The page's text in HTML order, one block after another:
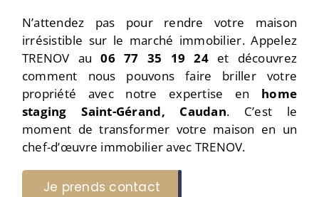
N’attendez pas pour rendre votre maison
irrésistible sur le marché immobilier. Appelez
TRENOV au06 77 35 19 24et découvrez
comment nous pouvons faire briller votre
propriété avec notre expertise en home
staging Saint-Gérand, Caudan. C’est le
moment de transformer votre maison en un
chef-d’œuvre immobilier avec TRENOV.
Je prends contact